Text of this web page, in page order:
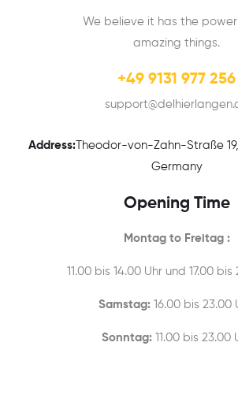
We believe it has the
amazing things.
+49 9131 977 256
Address:Theodor-von-Zahn-Straße 19,
Germany
Opening Time
Montag to Freitag :
11.00 bis 14.00 Uhr und 17.00 bis
Samstag: 16.00 bis 23.00
Sonntag:11.00 bis 23.00